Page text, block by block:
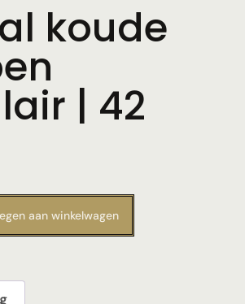
koude
| 42
aan winkelwagen